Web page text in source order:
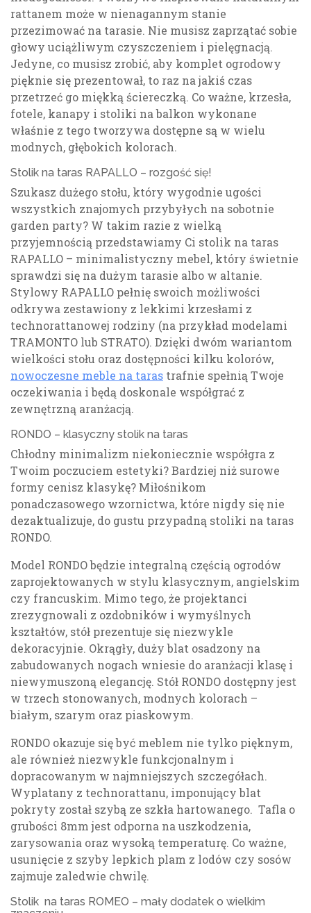
rattanem może w nienagannym stanie
przezimować na tarasie. Nie musisz zaprzątać sobie
głowy uciążliwym czyszczeniem i pielęgnacją.
Jedyne, co musisz zrobić, aby komplet ogrodowy
pięknie się prezentował, to raz na jakiś czas
przetrzeć go miękką ściereczką. Co ważne, krzesła,
fotele, kanapy i stoliki na balkon wykonane
właśnie z tego tworzywa dostępne są w wielu
modnych, głębokich kolorach.
Stolik na taras RAPALLO – rozgość się!
Szukasz dużego stołu, który wygodnie ugości
wszystkich znajomych przybyłych na sobotnie
garden party? W takim razie z wielką
przyjemnością przedstawiamy Ci stolik na taras
RAPALLO – minimalistyczny mebel, który świetnie
sprawdzi się na dużym tarasie albo w altanie.
Stylowy RAPALLO pełnię swoich możliwości
odkrywa zestawiony z lekkimi krzesłami z
technorattanowej rodziny (na przykład modelami
TRAMONTO lub STRATO). Dzięki dwóm wariantom
wielkości stołu oraz dostępności kilku kolorów,
nowoczesne meble na taras trafnie spełnią Twoje
oczekiwania i będą doskonale współgrać z
zewnętrzną aranżacją.
RONDO – klasyczny stolik na taras
Chłodny minimalizm niekoniecznie współgra z
Twoim poczuciem estetyki? Bardziej niż surowe
formy cenisz klasykę? Miłośnikom
ponadczasowego wzornictwa, które nigdy się nie
dezaktualizuje, do gustu przypadną stoliki na taras
RONDO.
Model RONDO będzie integralną częścią ogrodów
zaprojektowanych w stylu klasycznym, angielskim
czy francuskim. Mimo tego, że projektanci
zrezygnowali z ozdobników i wymyślnych
kształtów, stół prezentuje się niezwykle
dekoracyjnie. Okrągły, duży blat osadzony na
zabudowanych nogach wniesie do aranżacji klasę i
niewymuszoną elegancję. Stół RONDO dostępny jest
w trzech stonowanych, modnych kolorach –
białym, szarym oraz piaskowym.
RONDO okazuje się być meblem nie tylko pięknym,
ale również niezwykle funkcjonalnym i
dopracowanym w najmniejszych szczegółach.
Wyplatany z technorattanu, imponujący blat
pokryty został szybą ze szkła hartowanego. Tafla o
grubości 8mm jest odporna na uszkodzenia,
zarysowania oraz wysoką temperaturę. Co ważne,
usunięcie z szyby lepkich plam z lodów czy sosów
zajmuje zaledwie chwilę.
Stolik na taras ROMEO – mały dodatek o wielkim